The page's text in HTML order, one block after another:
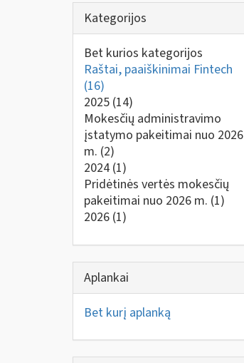
Kategorijos
Bet kurios kategorijos
Raštai, paaiškinimai Fintech
(16)
2025 (14)
Mokesčių administravimo
įstatymo pakeitimai nuo 2026
m. (2)
2024 (1)
Pridėtinės vertės mokesčių
pakeitimai nuo 2026 m. (1)
2026 (1)
Aplankai
Bet kurį aplanką